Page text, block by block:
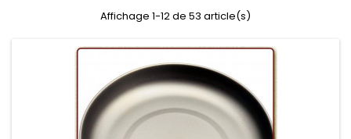
Affichage 1-12 de 53 article(s)